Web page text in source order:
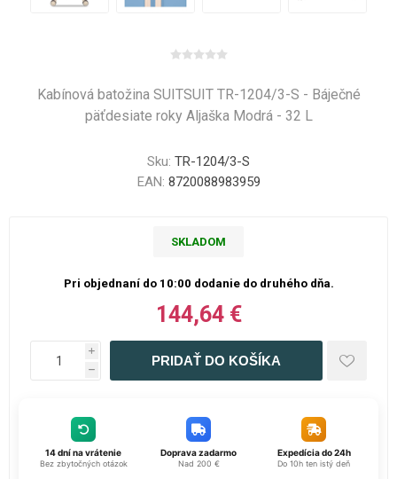
Kabínová batožina SUITSUIT TR-1204/3-S - Báječné
päťdesiate roky Aljaška Modrá - 32 L
Sku: TR-1204/3-S
EAN: 8720088983959
SKLADOM
Pri objednaní do 10:00 dodanie do druhého dňa.
144,64 €
i
h
14 dní na vrátenie
Bez zbytočných otázok
Doprava zadarmo
Nad 200 €
Expedícia do 24h
Do 10h ten istý deň